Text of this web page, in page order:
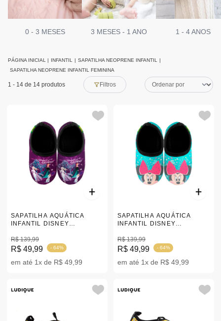
0 - 3 MESES 3 MESES - 1 ANO 1 - 4 ANOS
PÁGINA INICIAL | INFANTIL | SAPATILHA NEOPRENE INFANTIL
|
SAPATILHA NEOPRENE INFANTIL FEMININA
1 - 14 de 14 produtos Filtros
SAPATILHA AQUÁTICA
INFANTIL DISNEY
19-32
R$ 139,99
R$ 49,99 - 64%
em até 1x de R$ 49,99
SAPATILHA AQUÁTICA
INFANTIL DISNEY
17-34
R$ 139,99
R$ 49,99 - 64%
em até 1x de R$ 49,99